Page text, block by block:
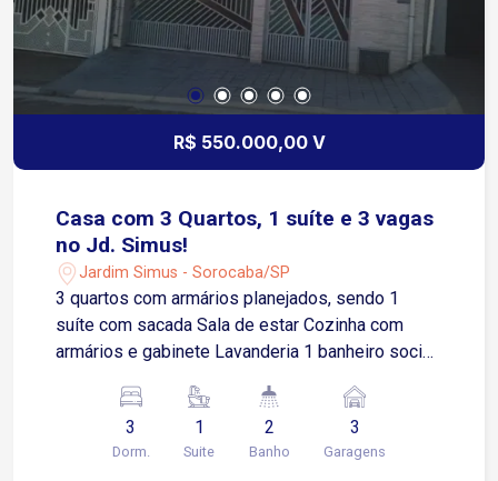
R$ 550.000,00 V
Casa com 3 Quartos, 1 suíte e 3 vagas
no Jd. Simus!
Jardim Simus - Sorocaba/SP
3 quartos com armários planejados, sendo 1
suíte com sacada Sala de estar Cozinha com
armários e gabinete Lavanderia 1 banheiro social
garagem, sendo 2 cobertas Imóvel será vendido
mobiliado Localização privilegiada: Fácil acesso
à Av. General Carneiro e Av. João Frate Neto
3
Dorm.
1
Suite
2
Banho
3
Garagens